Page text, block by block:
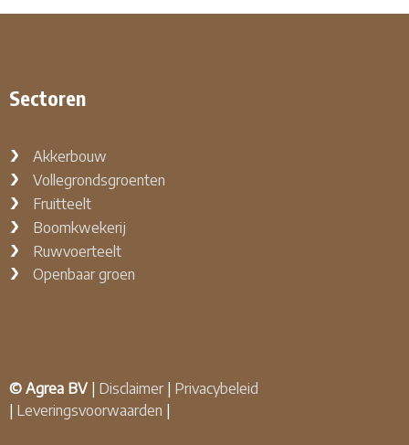
Sectoren
Akkerbouw
Vollegrondsgroenten
Fruitteelt
Boomkwekerij
Ruwvoerteelt
Openbaar groen
© Agrea BV Disclaimer| Privacybeleid
Leveringsvoorwaarden